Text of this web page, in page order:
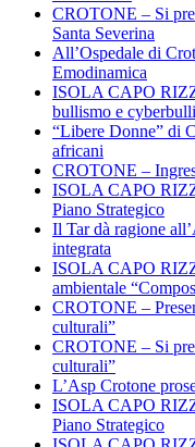
CROTONE – Si
Santa Severina
All’Ospedale di
Emodinamica
ISOLA CAPO
bullismo e
“Libere Donne” di
africani
CROTONE –
ISOLA CAPO
Piano Strategico
Il Tar dà ragione
integrata
ISOLA CAPO
ambientale
CROTONE –
culturali”
CROTONE – Si
culturali”
L’Asp Crotone
ISOLA CAPO
Piano Strategico